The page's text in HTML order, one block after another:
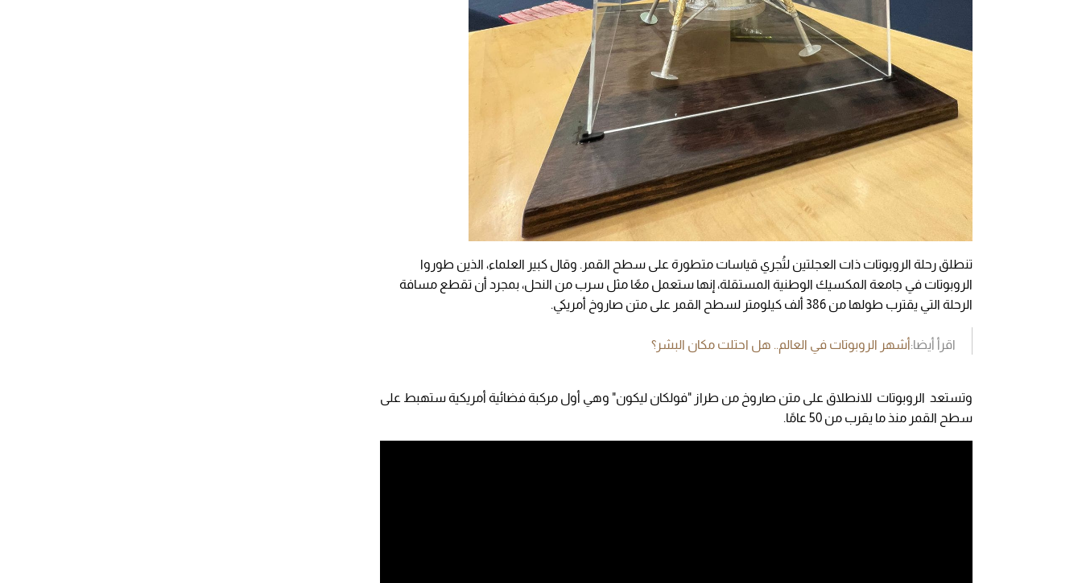
تنطلق رحلة الروبوتات ذات العجلتين لتُجري قياسات متطورة على سطح القمر. وقال كبير العلماء، الذين طوروا
الروبوتات في جامعة المكسيك الوطنية المستقلة، إنها ستعمل معًا مثل سرب من النحل، بمجرد أن تقطع مسافة
الرحلة التي يقترب طولها من 386 ألف كيلومتر لسطح القمر على متن صاروخ أمريكي.
اقرأ أيضا:أشهر الروبوتات في العالم.. هل احتلت مكان البشر؟
وتستعد الروبوتات للانطلاق على متن صاروخ من طراز "فولكان ليكون" وهي أول مركبة فضائية أمريكية ستهبط على
سطح القمر منذ ما يقرب من 50 عامًا.